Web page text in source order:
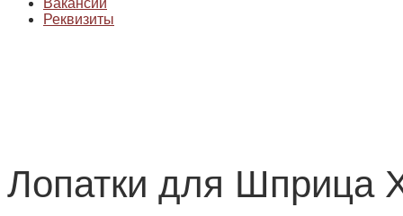
Вакансии
Реквизиты
Лопатки для Шприца